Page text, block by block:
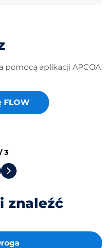
pomocą aplikacji APCOA
FLOW
znaleźć
/3